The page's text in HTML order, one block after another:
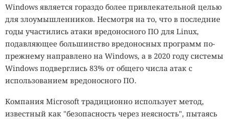
Windows является гораздо более привлекательной целью
для злоумышленников. Несмотря на то, что в последние
годы участились атаки вредоносного ПО для Linux,
подавляющее большинство вредоносных программ по-
прежнему направлено на Windows, а в 2020 году системы
Windows подверглись 83% от общего числа атак с
использованием вредоносного ПО.
Компания Microsoft традиционно использует метод,
известный как "безопасность через неясность", пытаясь